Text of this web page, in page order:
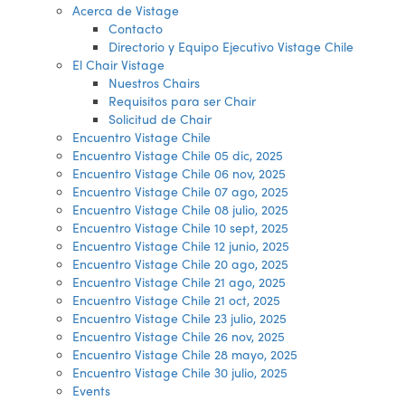
Acerca de Vistage
Contacto
Directorio y Equipo Ejecutivo Vistage Chile
El Chair Vistage
Nuestros Chairs
Requisitos para ser Chair
Solicitud de Chair
Encuentro Vistage Chile
Encuentro Vistage Chile 05 dic, 2025
Encuentro Vistage Chile 06 nov, 2025
Encuentro Vistage Chile 07 ago, 2025
Encuentro Vistage Chile 08 julio, 2025
Encuentro Vistage Chile 10 sept, 2025
Encuentro Vistage Chile 12 junio, 2025
Encuentro Vistage Chile 20 ago, 2025
Encuentro Vistage Chile 21 ago, 2025
Encuentro Vistage Chile 21 oct, 2025
Encuentro Vistage Chile 23 julio, 2025
Encuentro Vistage Chile 26 nov, 2025
Encuentro Vistage Chile 28 mayo, 2025
Encuentro Vistage Chile 30 julio, 2025
Events